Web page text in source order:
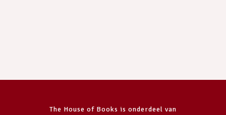
The House of Books is onderdeel van